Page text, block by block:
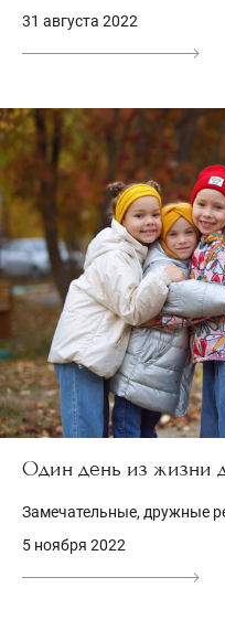
31 августа 2022
Один день из жизни
Замечательные, дружные
5 ноября 2022